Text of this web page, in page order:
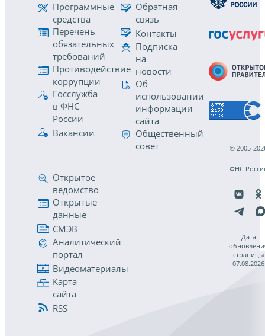
Программные
средства
Перечень
обязательных
требований
Противодействие
коррупции
Госслужба
в ФНС
России
Вакансии
Обратная
связь
Контакты
Подписка
на
новости
Об
использовании
информации
сайта
Общественный
совет
Открытое
ведомство
Открытые
данные
СМЭВ
Аналитический
портал
Видеоматериалы
Карта
сайта
RSS
© 2005-
ФНС
Дата
страницы
07.08.2026